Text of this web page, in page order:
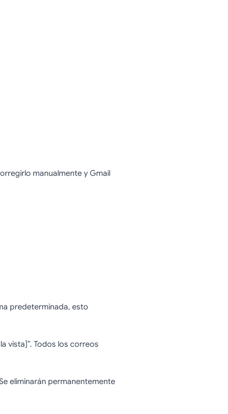
manualmente y Gmail
predeterminada, esto
vista]”. Todos los correos
eliminarán permanentemente